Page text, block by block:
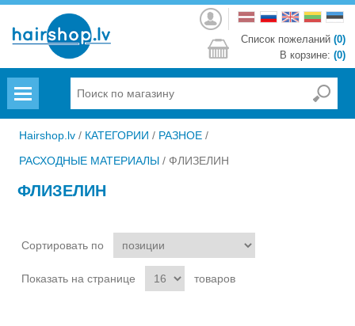
Войти
Список пожеланий (0)
В корзине: (0)
Hairshop.lv / КАТЕГОРИИ / РАЗНОЕ /
РАСХОДНЫЕ МАТЕРИАЛЫ / ФЛИЗЕЛИН
ФЛИЗЕЛИН
Сортировать по
Показать на странице товаров